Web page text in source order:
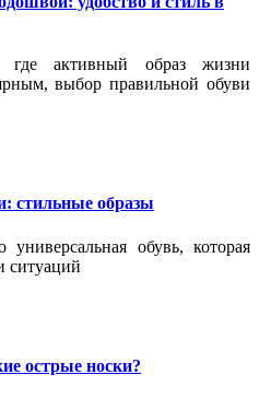
активный образ жизни
выбор правильной обуви
стильные образы
обувь, которая
ситуаций
острые носки?